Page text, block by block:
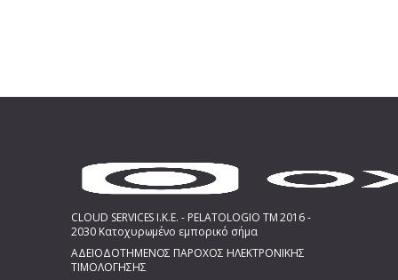
CLOUD SERVICES I.K.E. - PELATOLOGIO TM 2016 -
2030 Κατοχυρωμένο εμπορικό σήμα
ΑΔΕΙΟΔΟΤΗΜΕΝΟΣ ΠΑΡΟΧΟΣ ΗΛΕΚΤΡΟΝΙΚΗΣ
ΤΙΜΟΛΟΓΗΣΗΣ